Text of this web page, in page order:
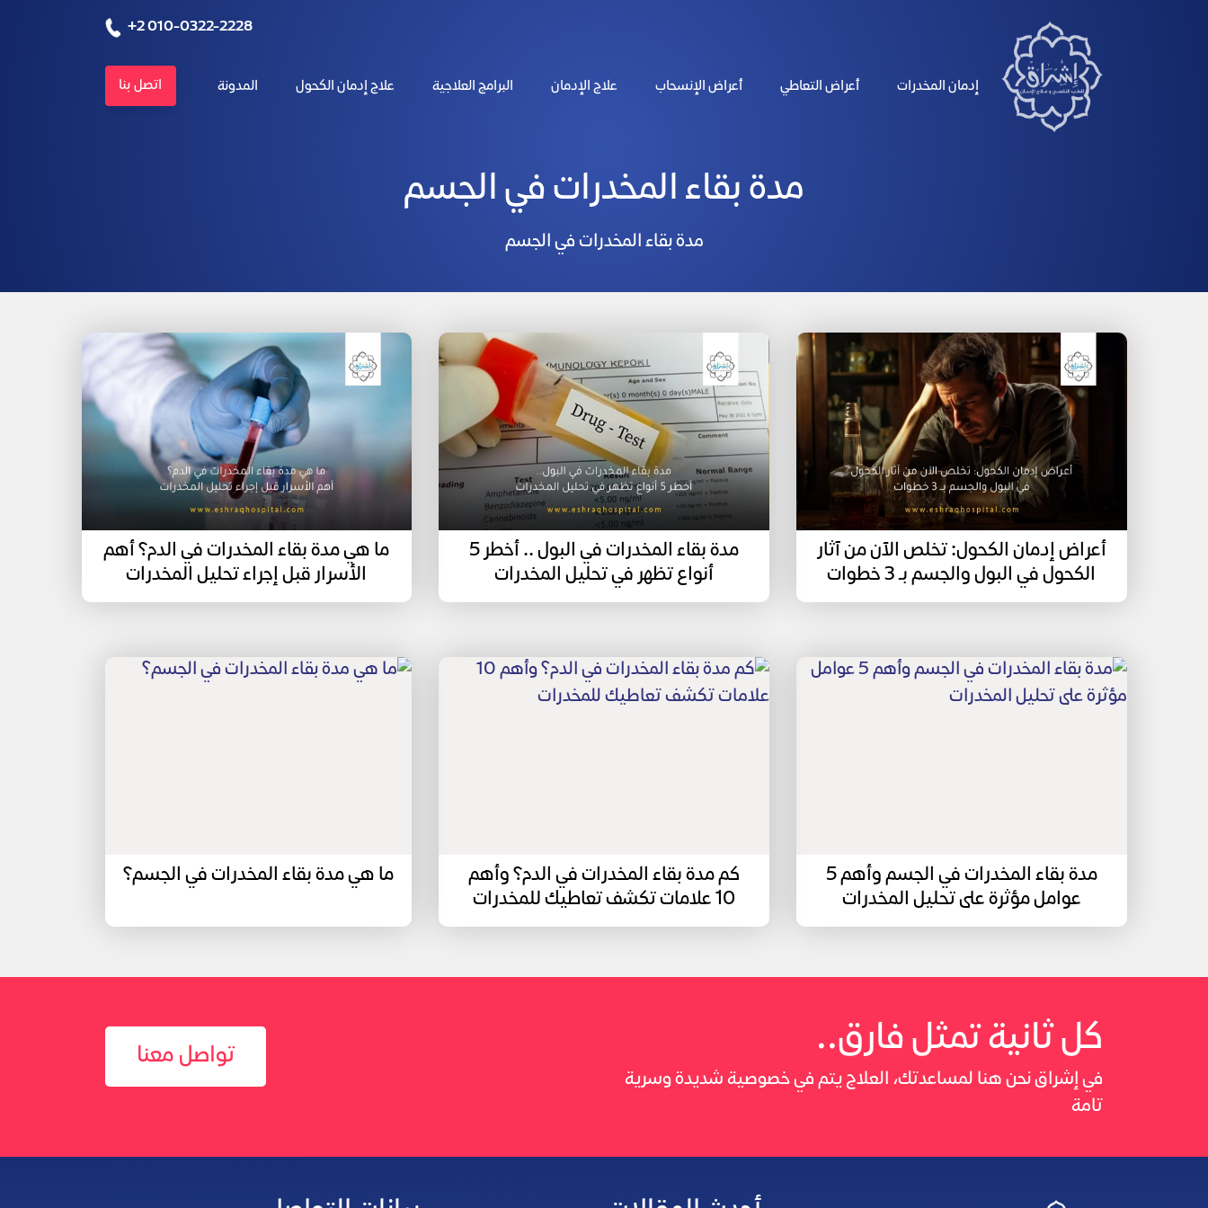
+2 010-0322-2228
الرئيسية إدمان المخدرات أعراض التعاطي أعراض الإنسحاب علاج الإدمان البرامج العلاجية علاج إدمان الكحول المدونة اتصل بنا
مدة بقاء المخدرات في الجسم
مدة بقاء المخدرات في الجسم
أعراض إدمان الكحول: تخلص الآن من آثار
الكحول في البول والجسم بـ 3 خطوات
مدة بقاء المخدرات في البول .. أخطر 5
أنواع تظهر في تحليل المخدرات
ما هي مدة بقاء المخدرات في الدم؟ أهم
الأسرار قبل إجراء تحليل المخدرات
مدة بقاء المخدرات في الجسم وأهم 5
عوامل مؤثرة على تحليل المخدرات
كم مدة بقاء المخدرات في الدم؟ وأهم
10 علامات تكشف تعاطيك للمخدرات
ما هي مدة بقاء المخدرات في الجسم؟
كل ثانية تمثل فارق..
في إشراق نحن هنا لمساعدتك، العلاج يتم في خصوصية شديدة وسرية
تامة
تواصل معنا